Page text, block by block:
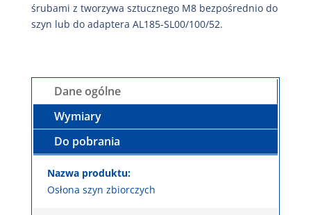
śrubami z tworzywa sztucznego M8 bezpośrednio do
szyn lub do adaptera AL185-SL00/100/52.
Dane ogólne
Wymiary
Do pobrania
Nazwa produktu:
Osłona szyn zbiorczych